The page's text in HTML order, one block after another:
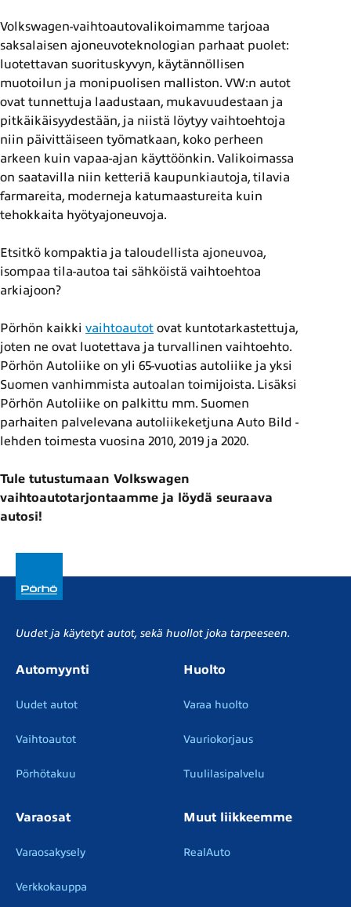
Volkswagen-vaihtoautovalikoimamme tarjoaa
saksalaisen ajoneuvoteknologian parhaat puolet:
luotettavan suorituskyvyn, käytännöllisen
muotoilun ja monipuolisen malliston. VW:n autot
ovat tunnettuja laadustaan, mukavuudestaan ja
pitkäikäisyydestään, ja niistä löytyy vaihtoehtoja
niin päivittäiseen työmatkaan, koko perheen
arkeen kuin vapaa-ajan käyttöönkin. Valikoimassa
on saatavilla niin ketteriä kaupunkiautoja, tilavia
farmareita, moderneja katumaastureita kuin
tehokkaita hyötyajoneuvoja.
Etsitkö kompaktia ja taloudellista ajoneuvoa,
isompaa tila-autoa tai sähköistä vaihtoehtoa
arkiajoon?
Pörhön kaikki vaihtoautot ovat kuntotarkastettuja,
joten ne ovat luotettava ja turvallinen vaihtoehto.
Pörhön Autoliike on yli 65-vuotias autoliike ja yksi
Suomen vanhimmista autoalan toimijoista. Lisäksi
Pörhön Autoliike on palkittu mm. Suomen
parhaiten palvelevana autoliikeketjuna Auto Bild -
lehden toimesta vuosina 2010, 2019 ja 2020.
Tule tutustumaan Volkswagen
vaihtoautotarjontaamme ja löydä seuraava
autosi!
Uudet ja käytetyt autot, sekä huollot joka tarpeeseen.
Automyynti
Uudet autot
Vaihtoautot
Pörhötakuu
Huolto
Varaa huolto
Vauriokorjaus
Tuulilasipalvelu
Varaosat
Varaosakysely
Verkkokauppa
Muut liikkeemme
RealAuto